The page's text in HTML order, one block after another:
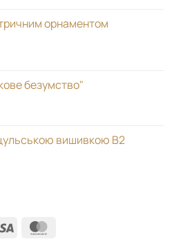
орнаментом
безумство"
вишивкою В2
Visa